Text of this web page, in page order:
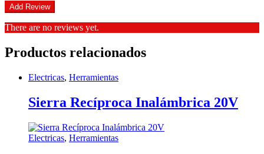
There are no reviews yet.
Productos relacionados
Electricas, Herramientas
Sierra Recíproca Inalámbrica 20V
Electricas, Herramientas